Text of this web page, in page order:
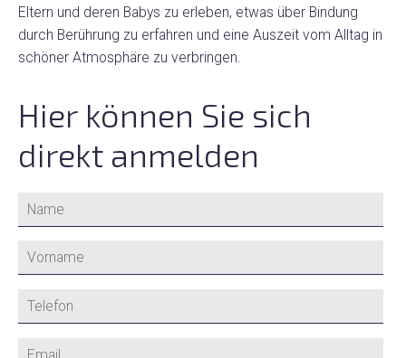
Eltern und deren Babys zu erleben, etwas über Bindung
durch Berührung zu erfahren und eine Auszeit vom Alltag in
schöner Atmosphäre zu verbringen.
Hier können Sie sich
direkt anmelden